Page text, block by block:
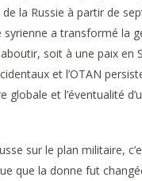
de la Russie à partir de
syrienne a transformé la
soit à une paix en
et l’OTAN
globale et l’éventualité
sur le plan militaire,
que la donne fut